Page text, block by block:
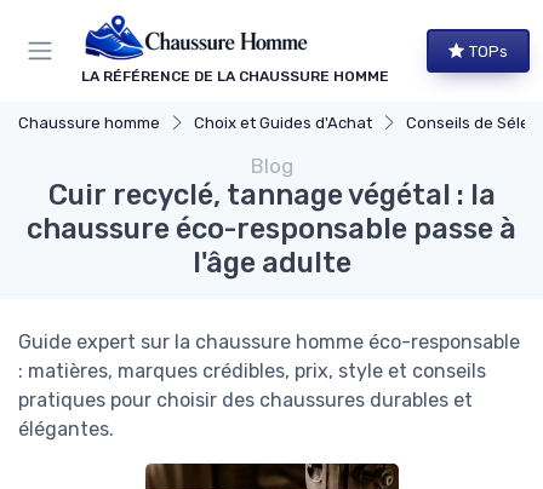
LA RÉFÉRENCE DE LA CHAUSSURE HOMME
TOPs
Chaussure homme Choix et Guides d'Achat Conseils de
Blog
Cuir recyclé, tannage végétal : la
chaussure éco-responsable passe à
l'âge adulte
Guide expert sur la chaussure homme éco-responsable
: matières, marques crédibles, prix, style et conseils
pratiques pour choisir des chaussures durables et
élégantes.
Panneau de gestion des cookies